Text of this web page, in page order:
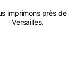
imprimons près de
Versailles.